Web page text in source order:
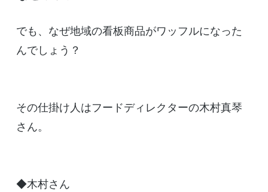
でも、なぜ地域の看板商品がワッフルになった
んでしょう？
その仕掛け人はフードディレクターの木村真琴
さん。
◆木村さん